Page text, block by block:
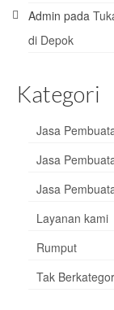
Admin pada
di Depok
Kategori
Jasa
Jasa
Jasa
Layanan kami
Rumput
Tak